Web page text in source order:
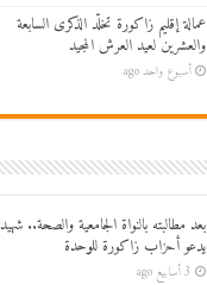
عمالة إقليم زاكورة تخلّد الذكرى السابعة
والعشرين لعيد العرش المجيد
أسبوع واحد ago
بعد مطالبته بالنواة الجامعية والصحة.. شهيد
يدعو أحزاب زاكورة للوحدة
3 أسابيع ago